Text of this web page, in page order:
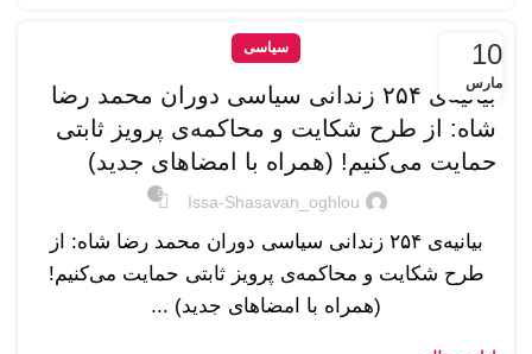
10
مارس
سیاسی
بیانیه‌ی ۲۵۴ زندانی سیاسی دوران محمد رضا
شاه: از طرح شکایت و محاکمه‌ی پرویز ثابتی
حمایت می‌کنیم! (همراه با امضاهای جدید)
Issa-Shasavan_oghlou
0
بیانیه‌ی ۲۵۴ زندانی سیاسی دوران محمد رضا شاه: از
طرح شکایت و محاکمه‌ی پرویز ثابتی حمایت می‌کنیم!
(همراه با امضاهای جدید) ...